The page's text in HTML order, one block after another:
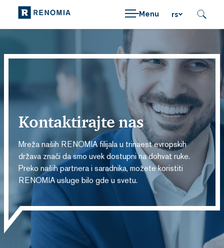
Menu rs
Kontaktirajte nas
Mreža naših RENOMIA filijala u trinaest evropskih
država znači da smo uvek dostupni na dohvat ruke.
Preko naših partnera i saradnika, možete koristiti
RENOMIA usluge bilo gde u svetu.